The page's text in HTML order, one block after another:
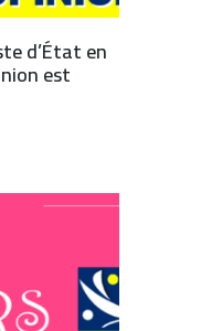
d’État en
est